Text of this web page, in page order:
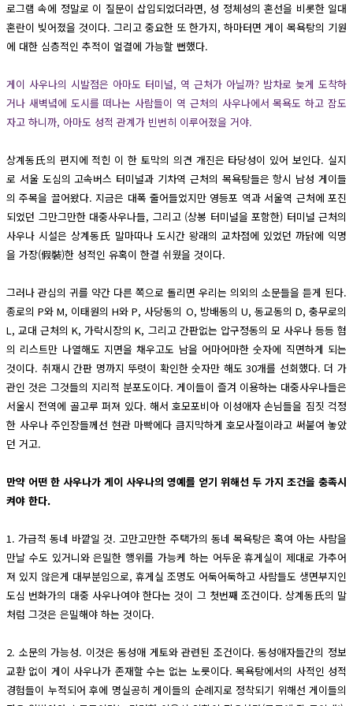
로그램 속에 정말로 이 질문이 삽입되었더라면, 성 정체성의 혼선을 비롯한 일대
혼란이 빚어졌을 것이다. 그리고 중요한 또 한가지, 하마터면 게이 목욕탕의 기원
에 대한 심층적인 추적이 얼결에 가능할 뻔했다.
게이 사우나의 시발점은 아마도 터미널, 역 근처가 아닐까? 밤차로 늦게 도착하
거나 새벽녘에 도시를 떠나는 사람들이 역 근처의 사우나에서 목욕도 하고 잠도
자고 하니까, 아마도 성적 관계가 빈번히 이루어졌을 거야.
상계동氏의 편지에 적힌 이 한 토막의 의견 개진은 타당성이 있어 보인다. 실지
로 서울 도심의 고속버스 터미널과 기차역 근처의 목욕탕들은 항시 남성 게이들
의 주목을 끌어왔다. 지금은 대폭 줄어들었지만 영등포 역과 서울역 근처에 포진
되었던 그만그만한 대중사우나들, 그리고 (상봉 터미널을 포함한) 터미널 근처의
사우나 시설은 상계동氏 말마따나 도시간 왕래의 교차점에 있었던 까닭에 익명
을 가장(假裝)한 성적인 유혹이 한결 쉬웠을 것이다.
그러나 관심의 귀를 약간 다른 쪽으로 돌리면 우리는 의외의 소문들을 듣게 된다.
종로의 P와 M, 이태원의 H와 P, 사당동의 O, 방배동의 U, 동교동의 D, 충무로의
L, 교대 근처의 K, 가락시장의 K, 그리고 간판없는 압구정동의 모 사우나 등등 혐
의 리스트만 나열해도 지면을 채우고도 남을 어마어마한 숫자에 직면하게 되는
것이다. 취재시 간판 명까지 뚜렷이 확인한 숫자만 해도 30개를 선회했다. 더 가
관인 것은 그것들의 지리적 분포도이다. 게이들이 즐겨 이용하는 대중사우나들은
서울시 전역에 골고루 퍼져 있다. 해서 호모포비아 이성애자 손님들을 짐짓 걱정
한 사우나 주인장들께선 현관 마빡에다 큼지막하게 호모사절이라고 써붙여 놓았
던 거고.
만약 어떤 한 사우나가 게이 사우나의 영예를 얻기 위해선 두 가지 조건을 충족시
켜야 한다.
1. 가급적 동네 바깥일 것. 고만고만한 주택가의 동네 목욕탕은 혹여 아는 사람을
만날 수도 있거니와 은밀한 행위를 가능케 하는 어두운 휴게실이 제대로 가추어
져 있지 않은게 대부분임으로, 휴게실 조명도 어둑어둑하고 사람들도 생면부지인
도심 번화가의 대중 사우나여야 한다는 것이 그 첫번째 조건이다. 상계동氏의 말
처럼 그것은 은밀해야 하는 것이다.
2. 소문의 가능성. 이것은 동성애 게토와 관련된 조건이다. 동성애자들간의 정보
교환 없이 게이 사우나가 존재할 수는 없는 노릇이다. 목욕탕에서의 사적인 성적
경험들이 누적되어 후에 명실공히 게이들의 순례지로 정착되기 위해선 게이들의